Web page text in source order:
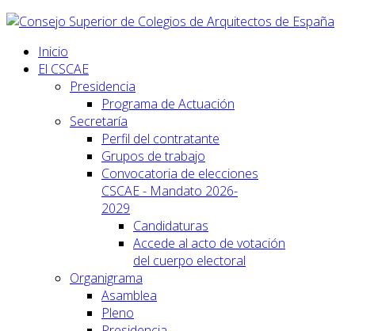
Inicio
El CSCAE
Presidencia
Programa de Actuación
Secretaría
Perfil del contratante
Grupos de trabajo
Convocatoria de elecciones
CSCAE - Mandato 2026-
2029
Candidaturas
Accede al acto de votación
del cuerpo electoral
Organigrama
Asamblea
Pleno